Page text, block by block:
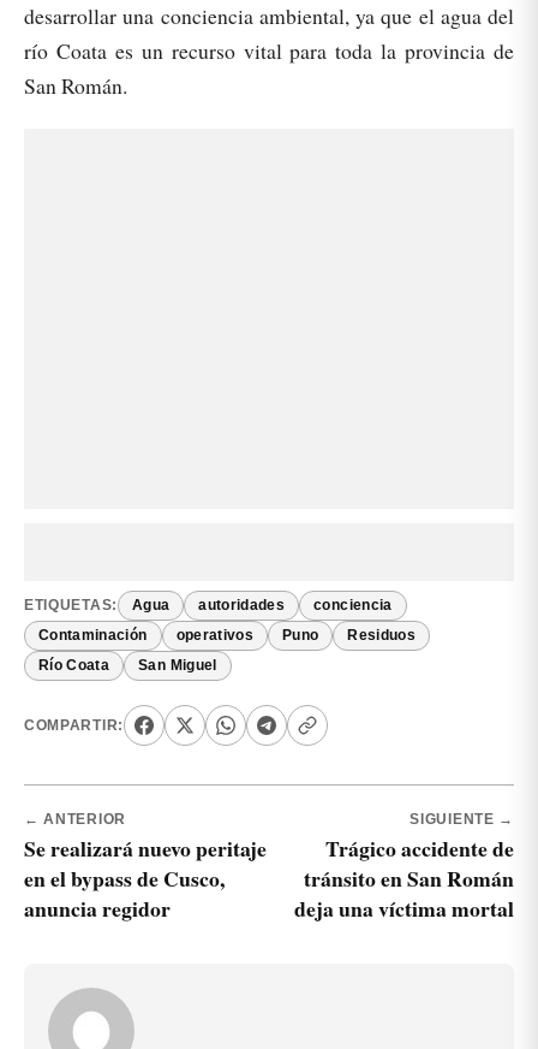
desarrollar una conciencia ambiental, ya que el agua del
río Coata es un recurso vital para toda la provincia de
San Román.
ETIQUETAS: Agua autoridades conciencia
Contaminación operativos Puno Residuos
Río Coata San Miguel
COMPARTIR:
← ANTERIOR
Se realizará nuevo peritaje
en el bypass de Cusco,
anuncia regidor
SIGUIENTE →
Trágico accidente de
tránsito en San Román
deja una víctima mortal